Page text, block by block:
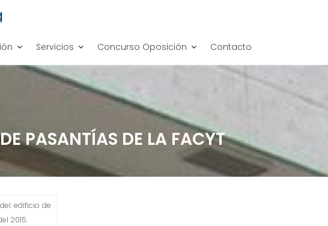
Servicios Concurso Oposición Contacto
PASANTÍAS DE LA FACYT
edificio de
2015.